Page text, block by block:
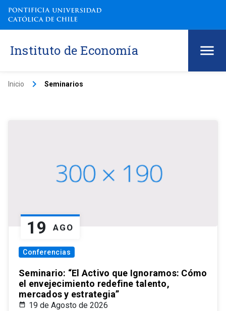
Instituto de Economía
Inicio keyboard_arrow_right Seminarios
19 AGO
Conferencias
Seminario: “El Activo que Ignoramos: Cómo
el envejecimiento redefine talento,
mercados y estrategia”
19 de Agosto de 2026